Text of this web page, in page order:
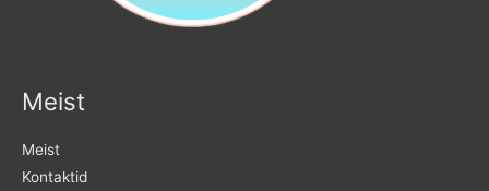
Meist
Meist
Kontaktid